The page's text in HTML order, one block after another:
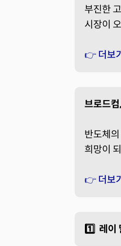
부진한
시장이
👉 더보기
브로드
반도체
희망이
👉 더보기
1️⃣ 레이